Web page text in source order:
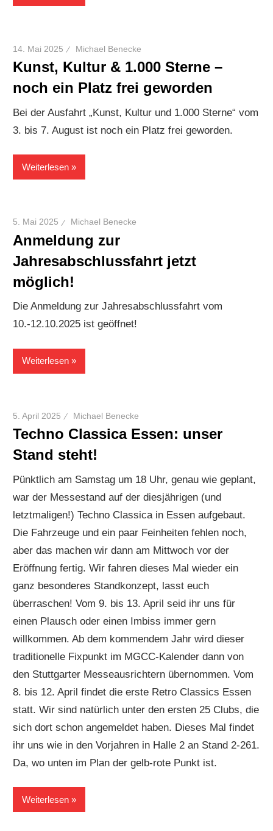
14. Mai 2025 Michael Benecke
Kunst, Kultur & 1.000 Sterne –
noch ein Platz frei geworden
Bei der Ausfahrt „Kunst, Kultur und 1.000 Sterne“ vom
3. bis 7. August ist noch ein Platz frei geworden.
Weiterlesen
5. Mai 2025 Michael Benecke
Anmeldung zur
Jahresabschlussfahrt jetzt
möglich!
Die Anmeldung zur Jahresabschlussfahrt vom
10.-12.10.2025 ist geöffnet!
Weiterlesen
5. April 2025 Michael Benecke
Techno Classica Essen: unser
Stand steht!
Pünktlich am Samstag um 18 Uhr, genau wie geplant,
war der Messestand auf der diesjährigen (und
letztmaligen!) Techno Classica in Essen aufgebaut.
Die Fahrzeuge und ein paar Feinheiten fehlen noch,
aber das machen wir dann am Mittwoch vor der
Eröffnung fertig. Wir fahren dieses Mal wieder ein
ganz besonderes Standkonzept, lasst euch
überraschen! Vom 9. bis 13. April seid ihr uns für
einen Plausch oder einen Imbiss immer gern
willkommen. Ab dem kommendem Jahr wird dieser
traditionelle Fixpunkt im MGCC-Kalender dann von
den Stuttgarter Messeausrichtern übernommen. Vom
8. bis 12. April findet die erste Retro Classics Essen
statt. Wir sind natürlich unter den ersten 25 Clubs, die
sich dort schon angemeldet haben. Dieses Mal findet
ihr uns wie in den Vorjahren in Halle 2 an Stand 2-261.
Da, wo unten im Plan der gelb-rote Punkt ist.
Weiterlesen